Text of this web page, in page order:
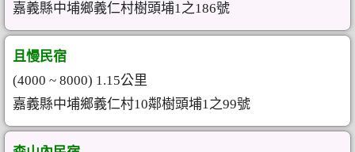
嘉義縣中埔鄉義仁村樹頭埔1之186號
且慢民宿
(4000 ~ 8000) 1.15公里
嘉義縣中埔鄉義仁村10鄰樹頭埔1之99號